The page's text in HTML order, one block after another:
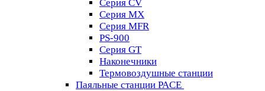
Серия CV
Серия MX
Серия MFR
PS-900
Серия GT
Наконечники
Термовоздушные станции
Паяльные станции PACE